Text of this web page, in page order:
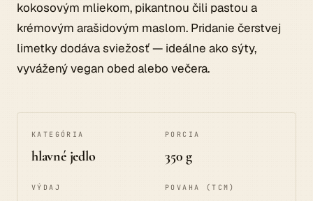
kokosovým mliekom, pikantnou čili pastou a
krémovým arašidovým maslom. Pridanie čerstvej
limetky dodáva sviežosť — ideálne ako sýty,
vyvážený vegan obed alebo večera.
KATEGÓRIA
hlavné jedlo
PORCIA
350 g
VÝDAJ POVAHA (TCM)